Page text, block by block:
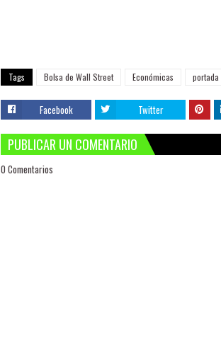
Tags Bolsa de Wall Street Económicas portada
Facebook Twitter
PUBLICAR UN COMENTARIO
0 Comentarios